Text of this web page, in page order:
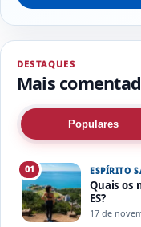
DESTAQUES
Mais
Populares
01 ESPÍRITO
Quais os
ES?
17 de